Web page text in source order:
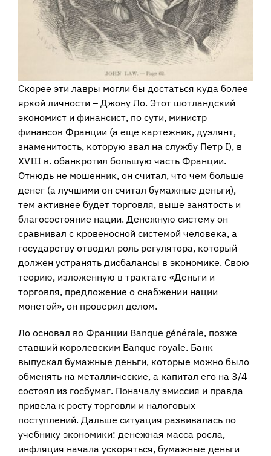
Скорее эти лавры могли бы достаться куда более
яркой личности – Джону Ло. Этот шотландский
экономист и финансист, по сути, министр
финансов Франции (а еще картежник, дуэлянт,
знаменитость, которую звал на службу Петр I), в
XVIII в. обанкротил большую часть Франции.
Отнюдь не мошенник, он считал, что чем больше
денег (а лучшими он считал бумажные деньги),
тем активнее будет торговля, выше занятость и
благосостояние нации. Денежную систему он
сравнивал с кровеносной системой человека, а
государству отводил роль регулятора, который
должен устранять дисбалансы в экономике. Свою
теорию, изложенную в трактате «Деньги и
торговля, предложение о снабжении нации
монетой», он проверил делом.
Ло основал во Франции Banque générale, позже
ставший королевским Banque royale. Банк
выпускал бумажные деньги, которые можно было
обменять на металлические, а капитал его на 3/4
состоял из госбумаг. Поначалу эмиссия и правда
привела к росту торговли и налоговых
поступлений. Дальше ситуация развивалась по
учебнику экономики: денежная масса росла,
инфляция начала ускоряться, бумажные деньги